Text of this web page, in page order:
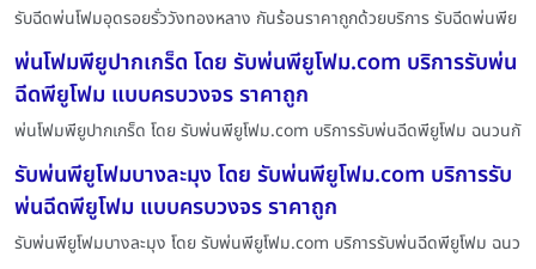
รับฉีดพ่นโฟมอุดรอยรั่ววังทองหลาง กันร้อนราคาถูกด้วยบริการ รับฉีดพ่นพีย
พ่นโฟมพียูปากเกร็ด โดย รับพ่นพียูโฟม.com บริการรับพ่น
ฉีดพียูโฟม แบบครบวงจร ราคาถูก
พ่นโฟมพียูปากเกร็ด โดย รับพ่นพียูโฟม.com บริการรับพ่นฉีดพียูโฟม ฉนวนกั
รับพ่นพียูโฟมบางละมุง โดย รับพ่นพียูโฟม.com บริการรับ
พ่นฉีดพียูโฟม แบบครบวงจร ราคาถูก
รับพ่นพียูโฟมบางละมุง โดย รับพ่นพียูโฟม.com บริการรับพ่นฉีดพียูโฟม ฉนว